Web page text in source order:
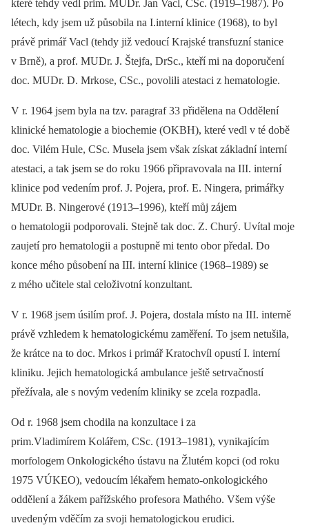
které tehdy vedl prim. MUDr. Jan Vacl, CSc. (1919–1987). Po
létech, kdy jsem už působila na I.interní klinice (1968), to byl
právě primář Vacl (tehdy již vedoucí Krajské transfuzní stanice
v Brně), a prof. MUDr. J. Štejfa, DrSc., kteří mi na doporučení
doc. MUDr. D. Mrkose, CSc., povolili atestaci z hematologie.
V r. 1964 jsem byla na tzv. paragraf 33 přidělena na Oddělení
klinické hematologie a biochemie (OKBH), které vedl v té době
doc. Vilém Hule, CSc. Musela jsem však získat základní interní
atestaci, a tak jsem se do roku 1966 připravovala na III. interní
klinice pod vedením prof. J. Pojera, prof. E. Ningera, primářky
MUDr. B. Ningerové (1913–1996), kteří můj zájem
o hematologii podporovali. Stejně tak doc. Z. Churý. Uvítal moje
zaujetí pro hematologii a postupně mi tento obor předal. Do
konce mého působení na III. interní klinice (1968–1989) se
z mého učitele stal celoživotní konzultant.
V r. 1968 jsem úsilím prof. J. Pojera, dostala místo na III. interně
právě vzhledem k hematologickému zaměření. To jsem netušila,
že krátce na to doc. Mrkos i primář Kratochvíl opustí I. interní
kliniku. Jejich hematologická ambulance ještě setrvačností
přežívala, ale s novým vedením kliniky se zcela rozpadla.
Od r. 1968 jsem chodila na konzultace i za
prim.Vladimírem Kolářem, CSc. (1913–1981), vynikajícím
morfologem Onkologického ústavu na Žlutém kopci (od roku
1975 VÚKEO), vedoucím lékařem hemato-onkologického
oddělení a žákem pařížského profesora Mathého. Všem výše
uvedeným vděčím za svoji hematologickou erudici.